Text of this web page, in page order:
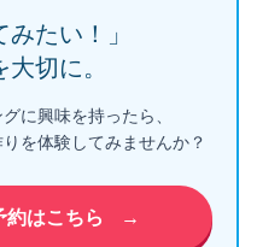
みたい！」
切に。
に興味を持ったら、
を体験してみませんか？
約はこちら →